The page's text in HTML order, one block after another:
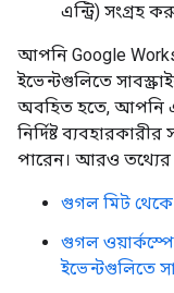
এন্ট্রি) সংগ্রহ
আপনি Google
ইভেন্টগুলিতে
অবহিত হতে, আপনি
নির্দিষ্ট
পারেন। আরও তথ্যের
গুগল মিট থেকে
গুগল
ইভেন্টগুলিতে